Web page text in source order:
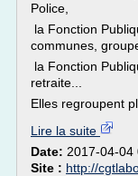
Police,
la Fonction
communes,
la Fonction
retraite...
Elles regroupent
Lire la suite
Date: 2017-04-04
Site : http://